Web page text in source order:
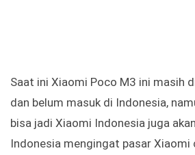
Saat ini Xiaomi Poco M3 ini masih
dan belum masuk di Indonesia,
bisa jadi Xiaomi Indonesia juga
Indonesia mengingat pasar Xiaomi